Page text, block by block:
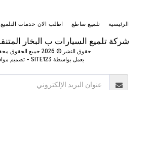
شركة تلميع السيارات ب البخار
حقوق النشر © 2026 جميع الحقوق محفوظة
يعمل بواسطة SITE123
-تصميم
الرئيسية تلميع ساطع اطلب الان خدمات التلميع